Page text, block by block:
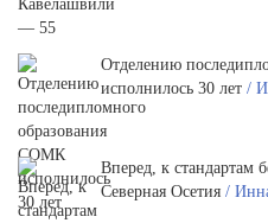
Отделению
исполнилось 30 лет /
Вперед, к стандартам
Северная Осетия /